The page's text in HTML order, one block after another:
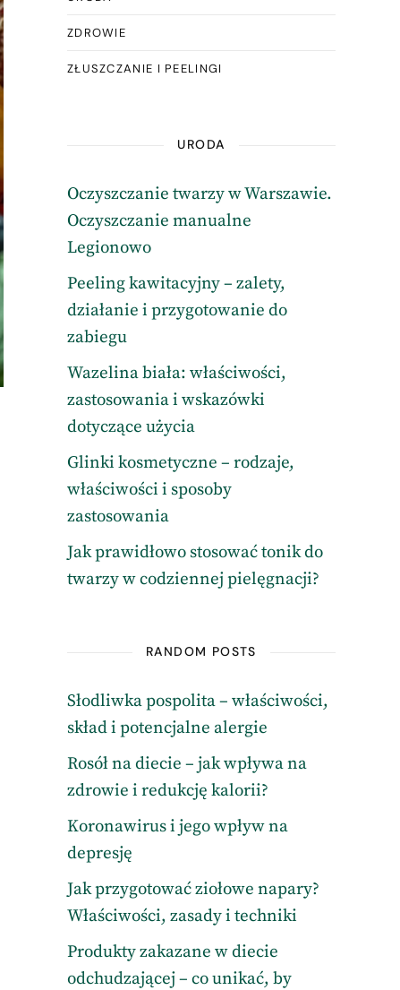
ZDROWIE
ZŁUSZCZANIE I PEELINGI
URODA
Oczyszczanie twarzy w Warszawie.
Oczyszczanie manualne
Legionowo
Peeling kawitacyjny – zalety,
działanie i przygotowanie do
zabiegu
Wazelina biała: właściwości,
zastosowania i wskazówki
dotyczące użycia
Glinki kosmetyczne – rodzaje,
właściwości i sposoby
zastosowania
Jak prawidłowo stosować tonik do
twarzy w codziennej pielęgnacji?
RANDOM POSTS
Słodliwka pospolita – właściwości,
skład i potencjalne alergie
Rosół na diecie – jak wpływa na
zdrowie i redukcję kalorii?
Koronawirus i jego wpływ na
depresję
Jak przygotować ziołowe napary?
Właściwości, zasady i techniki
Produkty zakazane w diecie
odchudzającej – co unikać, by